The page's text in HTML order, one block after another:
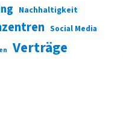
Nachhaltigkeit
Social Media
Verträge